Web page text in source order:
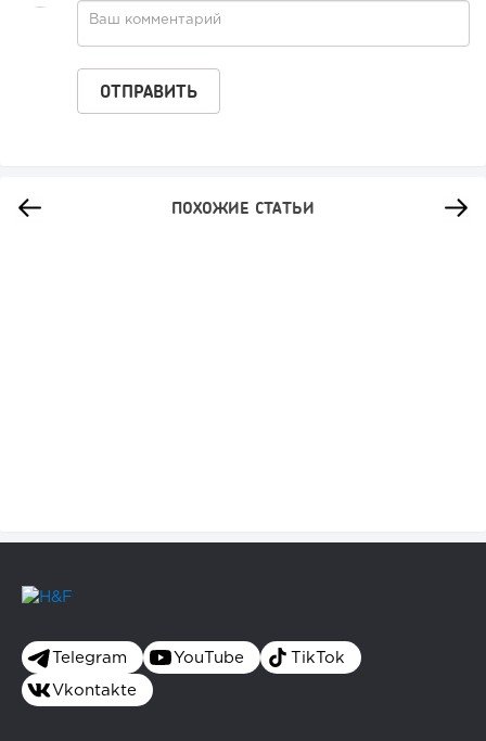
ПОХОЖИЕ СТАТЬИ
Telegram YouTube TikTok
Vkontakte